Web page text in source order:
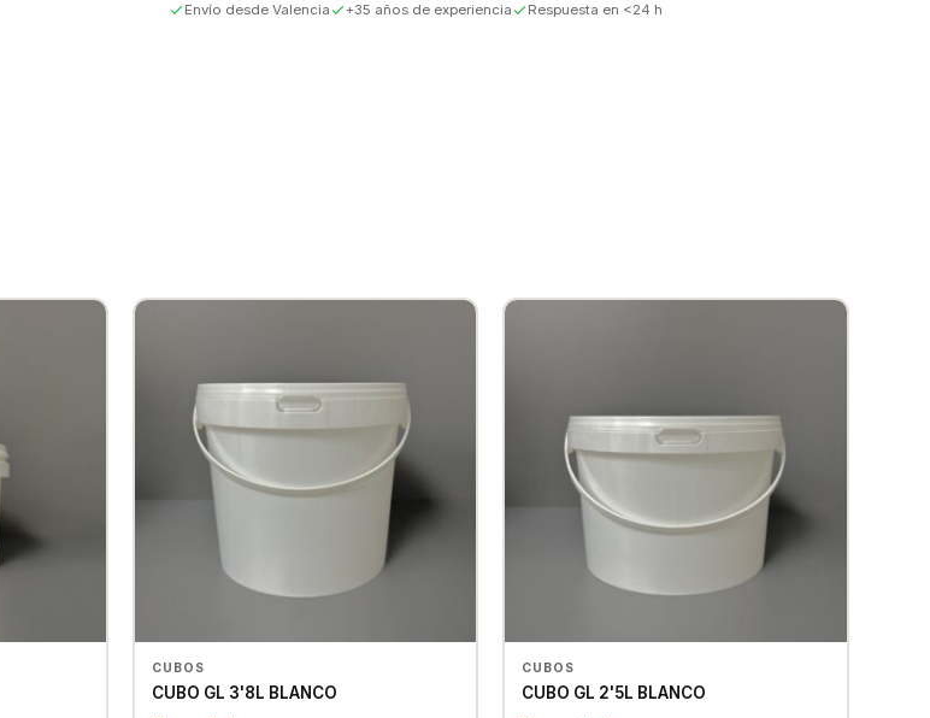
Envío desde Valencia +35 años de experiencia Respuesta en <24 h
CUBOS
CUBO GL 3'8L BLANCO
CUBOS
CUBO GL 2'5L BLANCO